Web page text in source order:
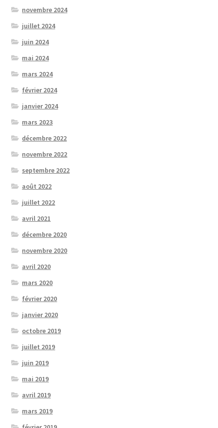
novembre 2024
juillet 2024
juin 2024
mai 2024
mars 2024
février 2024
janvier 2024
mars 2023
décembre 2022
novembre 2022
septembre 2022
août 2022
juillet 2022
avril 2021
décembre 2020
novembre 2020
avril 2020
mars 2020
février 2020
janvier 2020
octobre 2019
juillet 2019
juin 2019
mai 2019
avril 2019
mars 2019